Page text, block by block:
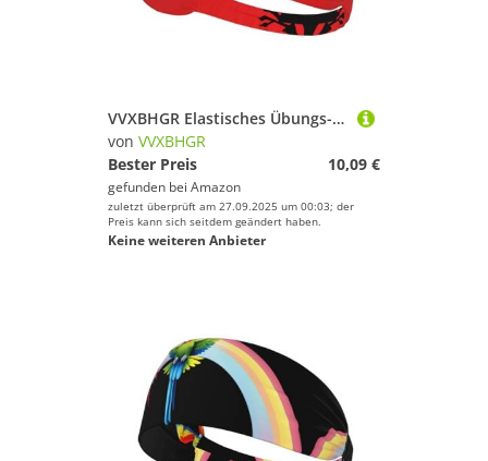
VVXBHGR Elastisches Übungs-Stirnband mit albanischer Flagge, für Damen und Herren, weich, schnell trocknend
von VVXBHGR
Bester Preis
10,09 €
gefunden bei Amazon
zuletzt überprüft am 27.09.2025 um 00:03; der
Preis kann sich seitdem geändert haben.
Keine weiteren Anbieter